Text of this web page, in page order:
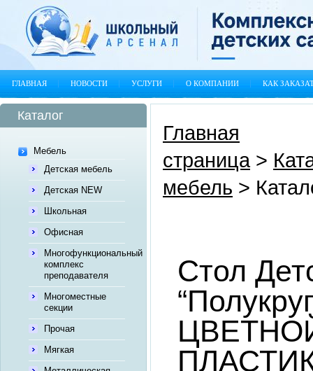
ГЛАВНАЯ НОВОСТИ УСЛУГИ О КОМПАНИИ КАК
Каталог
Мебель
Детская мебель
Детская NEW
Школьная
Офисная
Многофункциональный
комплекс
преподавателя
Многоместные
секции
Прочая
Мягкая
Главная
страница>
мебель >
Стол
ПЛАСТИК